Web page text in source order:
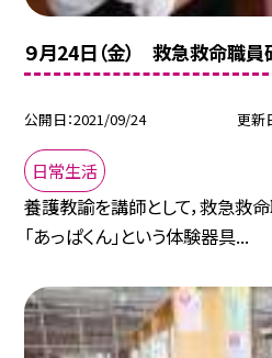
９月24日（金） 救急救命職
公開日 2021/09/24 更新
日常生活
養護教諭を講師として，救急救
「あっぱくん」という体験器具...